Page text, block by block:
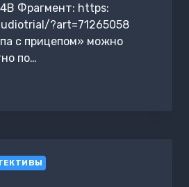
Фрагмент: https:
?art=71265058
с прицепом» можно
по…